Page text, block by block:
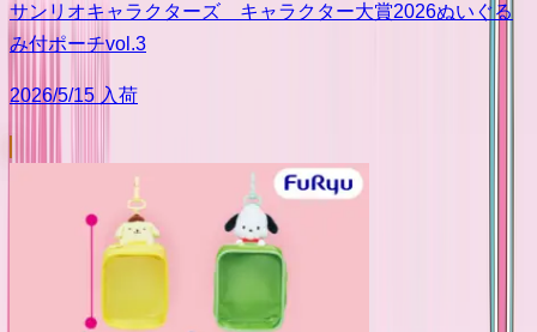
サンリオキャラクターズ キャラクター大賞2026ぬいぐる
み付ポーチvol.3
2026/5/15 入荷